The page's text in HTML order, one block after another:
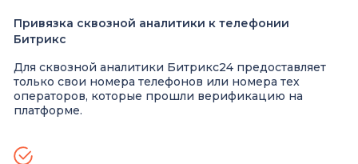
Привязка сквозной аналитики к телефонии
Битрикс
Для сквозной аналитики Битрикс24 предоставляет
только свои номера телефонов или номера тех
операторов, которые прошли верификацию на
платформе.